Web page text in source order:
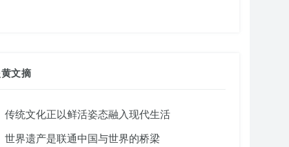
文摘
传统文化正以鲜活姿态融入现代生活
世界遗产是联通中国与世界的桥梁